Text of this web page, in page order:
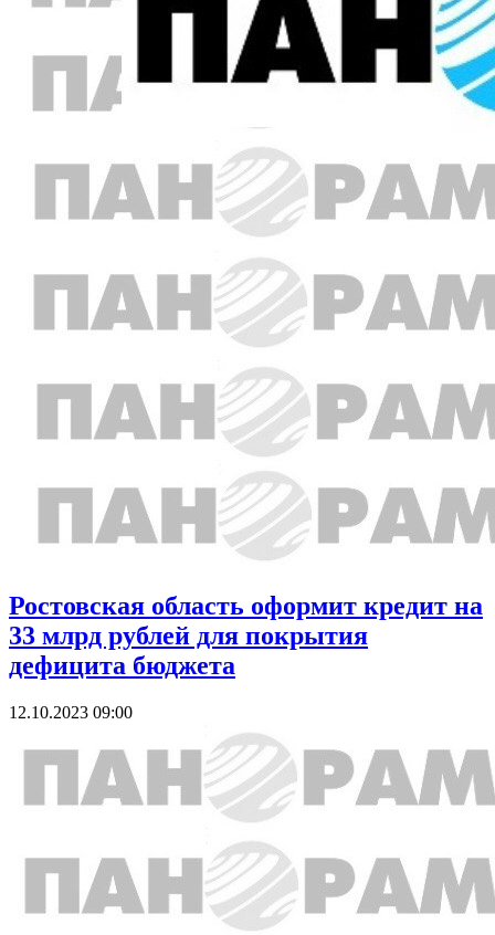
Ростовская область оформит кредит на
33 млрд рублей для покрытия
дефицита бюджета
12.10.2023 09:00